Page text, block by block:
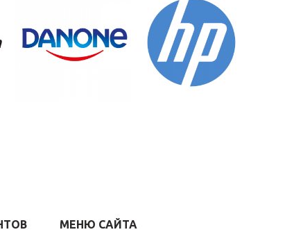
МЕНЮ САЙТА